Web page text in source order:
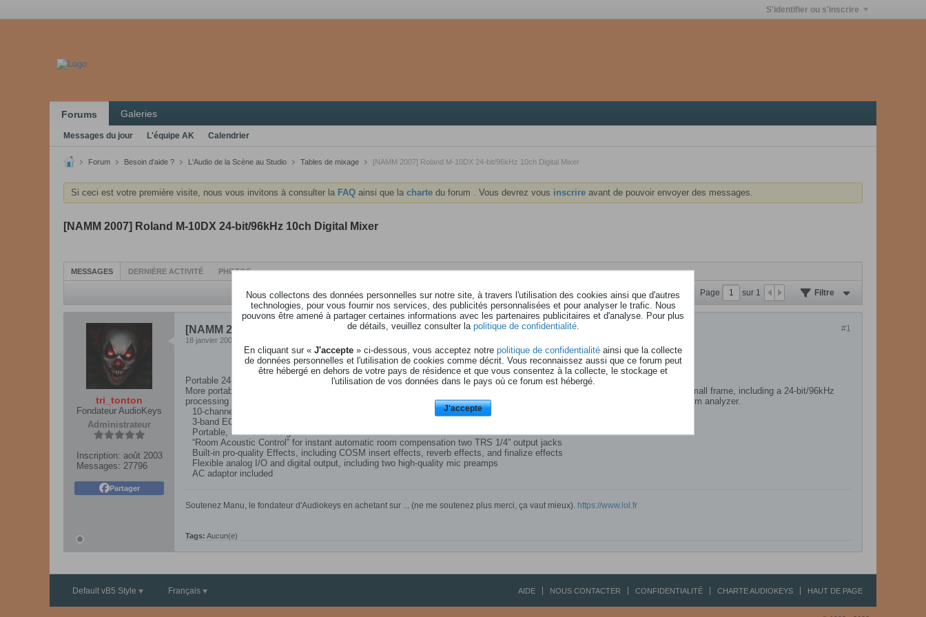
S'identifier ou s'inscrire
Forums Galeries
Messages du jour L'équipe AK Calendrier
Forum Besoin d'aide ? L'Audio de la Scène au Studio Tables de mixage [NAMM 2007] Roland M-10DX 24-bit/96kHz 10ch Digital Mixer
Si ceci est votre première visite, nous vous invitons à consulter la FAQ ainsi que la charte du forum . Vous devrez vous inscrire avant de pouvoir envoyer des messages.
[NAMM 2007] Roland M-10DX 24-bit/96kHz 10ch Digital Mixer
MESSAGES DERNIÈRE ACTIVITÉ PHOTOS
Page sur 1 Filtre
tri_tonton
Fondateur AudioKeys
Administrateur
Inscription: août 2003
Messages: 27796
Partager
#1
[NAMM 2007] Roland M-10DX 24-bit/96kHz 10ch Digital Mixer
18 janvier 2007, 13h08
Portable 24-bit/96kHz DIGITAL Mixer with Built-in Spectrum Analyzer
More portable and affordable than its M-16DX big brother, the M-10DX packs an amazing amount of high-end features into its small frame, including a 24-bit/96kHz
processing engine and a backlit LCD so you can see the graphic representation of level meters, EQ, effects and even a spectrum analyzer.
10-channel full digital mixer with M-16DX flagship features
3-band EQ controls (Q & Freq.) with graphic LCD for precise tone shaping
Portable, all-in-one design
“Room Acoustic Control” for instant automatic room compensation two TRS 1/4” output jacks
Built-in pro-quality Effects, including COSM insert effects, reverb effects, and finalize effects
Flexible analog I/O and digital output, including two high-quality mic preamps
AC adaptor included
Soutenez Manu, le fondateur d'Audiokeys en achetant sur ... (ne me soutenez plus merci, ça vaut mieux). https://www.lol.fr
Tags: Aucun(e)
Default vB5 Style Français AIDE NOUS CONTACTER CONFIDENTIALITÉ CHARTE AUDIOKEYS HAUT DE PAGE
Nous collectons des données personnelles sur notre site, à travers l'utilisation des cookies ainsi que d'autres
technologies, pour vous fournir nos services, des publicités personnalisées et pour analyser le trafic. Nous
pouvons être amené à partager certaines informations avec les partenaires publicitaires et d'analyse. Pour plus
de détails, veuillez consulter la politique de confidentialité.
En cliquant sur « J'accepte » ci-dessous, vous acceptez notre politique de confidentialité ainsi que la collecte
de données personnelles et l'utilisation de cookies comme décrit. Vous reconnaissez aussi que ce forum peut
être hébergé en dehors de votre pays de résidence et que vous consentez à la collecte, le stockage et
l'utilisation de vos données dans le pays où ce forum est hébergé.
J'accepte